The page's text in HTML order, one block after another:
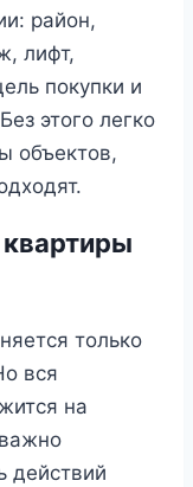
район,
лифт,
покупки и
этого легко
объектов,
только
вся
на
действий